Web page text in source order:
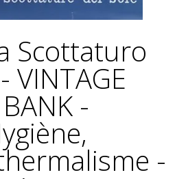
Scottaturo
VINTAGE
-
-